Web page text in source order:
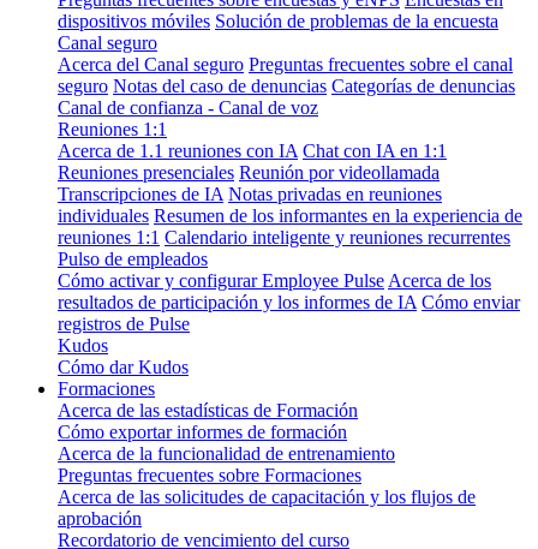
dispositivos móviles Solución de problemas de la encuesta
Canal seguro
Acerca del Canal seguro Preguntas frecuentes sobre el canal
seguro Notas del caso de denuncias Categorías de denuncias
Canal de confianza - Canal de voz
Reuniones 1:1
Acerca de 1.1 reuniones con IA Chat con IA en 1:1
Reuniones presenciales Reunión por videollamada
Transcripciones de IA Notas privadas en reuniones
individuales Resumen de los informantes en la experiencia de
reuniones 1:1 Calendario inteligente y reuniones recurrentes
Pulso de empleados
Cómo activar y configurar Employee Pulse Acerca de los
resultados de participación y los informes de IA Cómo enviar
registros de Pulse
Kudos
Cómo dar Kudos
Formaciones
Acerca de las estadísticas de Formación
Cómo exportar informes de formación
Acerca de la funcionalidad de entrenamiento
Preguntas frecuentes sobre Formaciones
Acerca de las solicitudes de capacitación y los flujos de
aprobación
Recordatorio de vencimiento del curso